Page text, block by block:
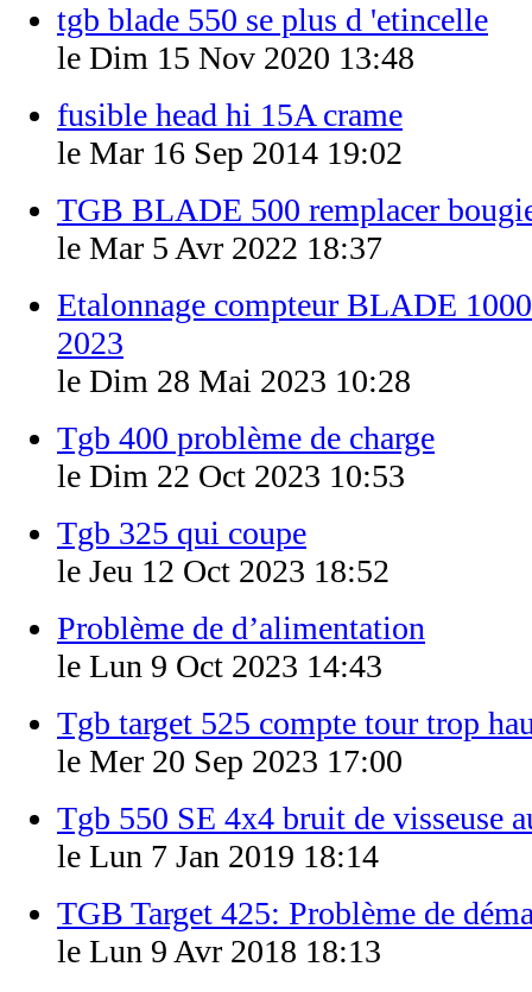
tgb blade 550 se plus d 'etincelle
le Dim 15 Nov 2020 13:48
fusible head hi 15A crame
le Mar 16 Sep 2014 19:02
TGB BLADE 500 remplacer
le Mar 5 Avr 2022 18:37
Etalonnage compteur BLADE
2023
le Dim 28 Mai 2023 10:28
Tgb 400 problème de charge
le Dim 22 Oct 2023 10:53
Tgb 325 qui coupe
le Jeu 12 Oct 2023 18:52
Problème de d’alimentation
le Lun 9 Oct 2023 14:43
Tgb target 525 compte tour trop
le Mer 20 Sep 2023 17:00
Tgb 550 SE 4x4 bruit de visseuse
le Lun 7 Jan 2019 18:14
TGB Target 425: Problème de
le Lun 9 Avr 2018 18:13